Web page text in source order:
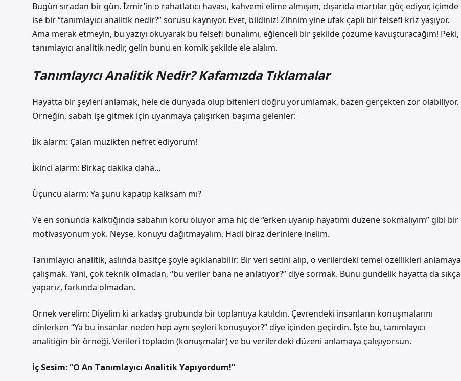
Bugün sıradan bir gün. İzmir’in o rahatlatıcı havası, kahvemi elime almışım, dışarıda martılar göç ediyor, içimde
ise bir “tanımlayıcı analitik nedir?” sorusu kaynıyor. Evet, bildiniz! Zihnim yine ufak çaplı bir felsefi kriz yaşıyor.
Ama merak etmeyin, bu yazıyı okuyarak bu felsefi bunalımı, eğlenceli bir şekilde çözüme kavuşturacağım! Peki,
tanımlayıcı analitik nedir, gelin bunu en komik şekilde ele alalım.
Tanımlayıcı Analitik Nedir? Kafamızda Tıklamalar
Hayatta bir şeyleri anlamak, hele de dünyada olup bitenleri doğru yorumlamak, bazen gerçekten zor olabiliyor.
Örneğin, sabah işe gitmek için uyanmaya çalışırken başıma gelenler:
İlk alarm: Çalan müzikten nefret ediyorum!
İkinci alarm: Birkaç dakika daha…
Üçüncü alarm: Ya şunu kapatıp kalksam mı?
Ve en sonunda kalktığında sabahın körü oluyor ama hiç de “erken uyanıp hayatımı düzene sokmalıyım” gibi bir
motivasyonum yok. Neyse, konuyu dağıtmayalım. Hadi biraz derinlere inelim.
Tanımlayıcı analitik, aslında basitçe şöyle açıklanabilir: Bir veri setini alıp, o verilerdeki temel özellikleri anlamaya
çalışmak. Yani, çok teknik olmadan, “bu veriler bana ne anlatıyor?” diye sormak. Bunu gündelik hayatta da sıkça
yaparız, farkında olmadan.
Örnek verelim: Diyelim ki arkadaş grubunda bir toplantıya katıldın. Çevrendeki insanların konuşmalarını
dinlerken “Ya bu insanlar neden hep aynı şeyleri konuşuyor?” diye içinden geçirdin. İşte bu, tanımlayıcı
analitiğin bir örneği. Verileri topladın (konuşmalar) ve bu verilerdeki düzeni anlamaya çalışıyorsun.
İç Sesim: “O An Tanımlayıcı Analitik Yapıyordum!”